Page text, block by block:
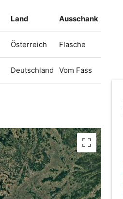
Land Ausschank
Österreich Flasche
Deutschland Vom Fass